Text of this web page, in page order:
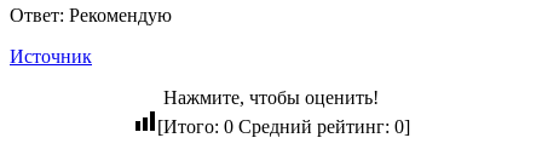
Ответ: Рекомендую
Источник
Нажмите, чтобы оценить!
[Итого: 0Средний рейтинг: 0]